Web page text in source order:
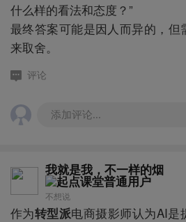
什么样的看法和态度？”
最终答案可能是因人而异的，但
来取舍。
评论
添加评论...
我就是我，不一样的烟
不想说
作为转型派电商摄影师认为AI是